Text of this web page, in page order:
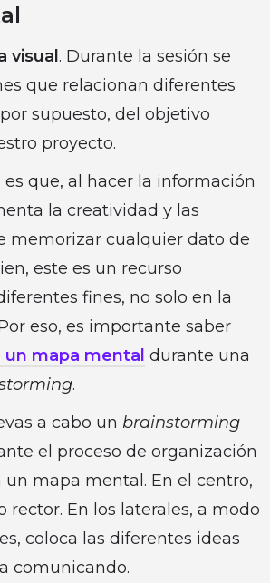
visual. Durante la sesión se
que relacionan diferentes
supuesto, del objetivo
proyecto.
que, al hacer la información
la creatividad y las
memorizar cualquier dato de
este es un recurso
fines, no solo en la
eso, es importante saber
mapa mental durante una
.
a cabo un brainstorming
el proceso de organización
un mapa mental. En el centro,
rector. En los laterales, a modo
coloca las diferentes ideas
comunicando.